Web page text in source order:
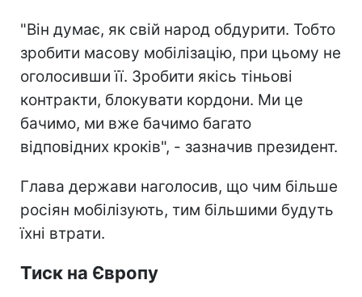
"Він думає, як свій народ обдурити. Тобто
зробити масову мобілізацію, при цьому не
оголосивши її. Зробити якісь тіньові
контракти, блокувати кордони. Ми це
бачимо, ми вже бачимо багато
відповідних кроків", - зазначив президент.
Глава держави наголосив, що чим більше
росіян мобілізують, тим більшими будуть
їхні втрати.
Тиск на Європу